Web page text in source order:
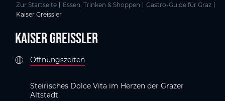
Zur Startseite Essen, Trinken & Shoppen
Gastro-Guide für Graz
Kaiser Greissler
Kaiser Greissler
Öffnungszeiten
Steirisches Dolce Vita im Herzen der Grazer
Altstadt.